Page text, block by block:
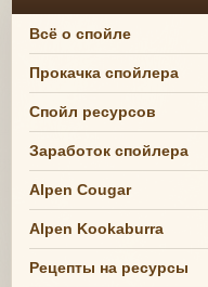
Всё о спойле
Прокачка спойлера
Спойл ресурсов
Заработок спойлера
Alpen Cougar
Alpen Kookaburra
Рецепты на ресурсы